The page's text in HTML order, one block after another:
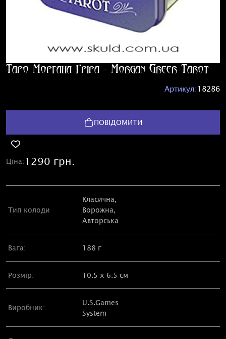
Таро Моргана Гріра - Morgan Greer Tarot
Артикул:18286
ПОВІДОМИТИ
Ціна: 1290 грн.
Тип колоди
Класична,
Ворожна,
Авторська
Вага: 188 г
Розмір: 10.5 х 6.5 см
Виробник:
U.S.Games
System